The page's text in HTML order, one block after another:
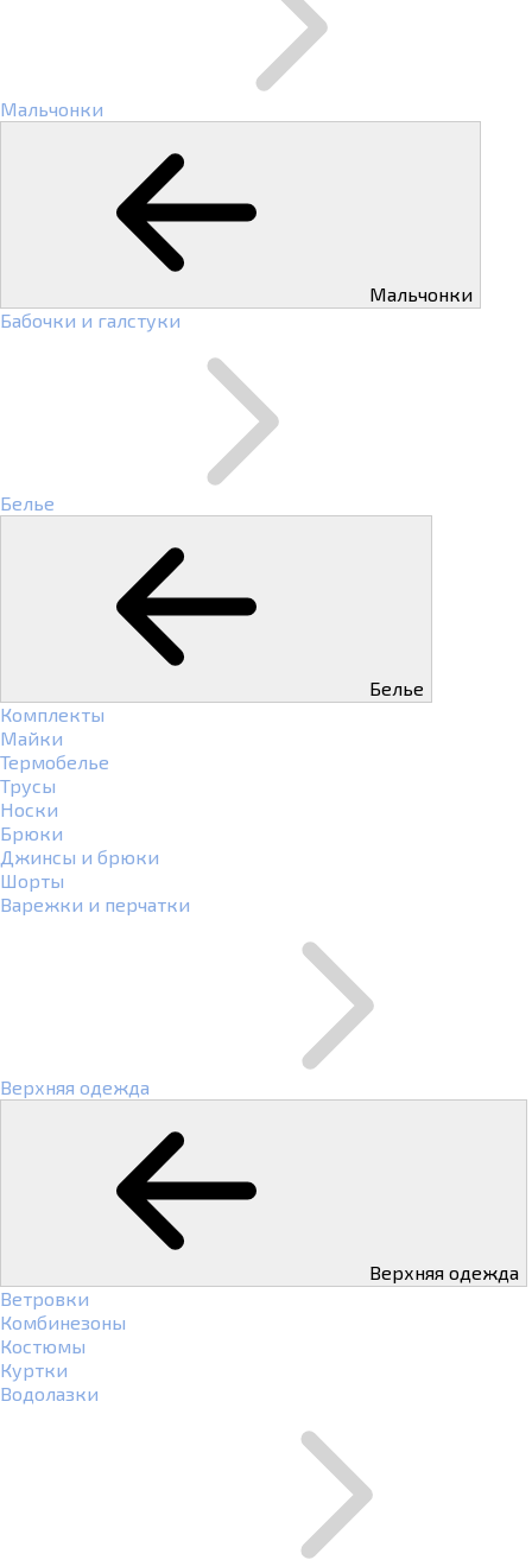
Мальчонки
Мальчонки
Бабочки и галстуки
Белье
Белье
Комплекты
Майки
Термобелье
Трусы
Носки
Брюки
Джинсы и брюки
Шорты
Варежки и перчатки
Верхняя одежда
Верхняя одежда
Ветровки
Комбинезоны
Костюмы
Куртки
Водолазки